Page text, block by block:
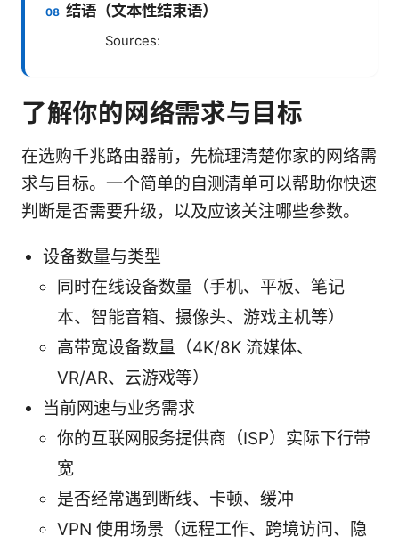
结语（文本性结束语）
Sources:
了解你的网络需求与目标
在选购千兆路由器前，先梳理清楚你家的网络需
求与目标。一个简单的自测清单可以帮助你快速
判断是否需要升级，以及应该关注哪些参数。
设备数量与类型
同时在线设备数量（手机、平板、笔记
本、智能音箱、摄像头、游戏主机等）
高带宽设备数量（4K/8K 流媒体、
VR/AR、云游戏等）
当前网速与业务需求
你的互联网服务提供商（ISP）实际下行带
宽
是否经常遇到断线、卡顿、缓冲
VPN 使用场景（远程工作、跨境访问、隐